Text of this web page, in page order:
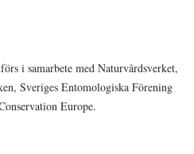
i samarbete med Naturvårdsverket,
Sveriges Entomologiska Förening
Europe.